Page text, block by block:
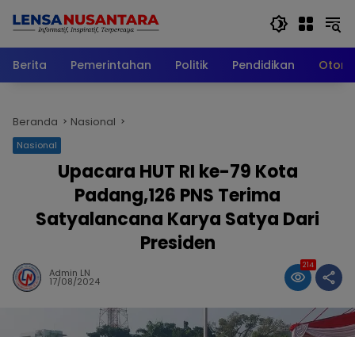
Berita
Pemerintahan Politik Pendidikan
Beranda Nasional
Nasional
Upacara HUT RI ke-79 Kota
Padang,126 PNS Terima
Satyalancana Karya Satya Dari
Presiden
Admin LN
17/08/2024
214